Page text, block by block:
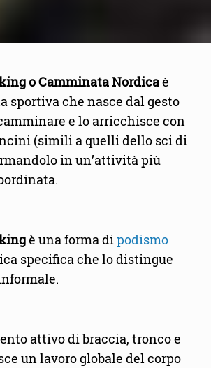
o Camminata Nordicaè
sportiva che nasce dal gesto
e lo arricchisce con
(simili a quelli dello sci di
in un’attività più
è una forma dipodismo
specifica che lo distingue
attivo di braccia, tronco e
un lavoro globale del corpo